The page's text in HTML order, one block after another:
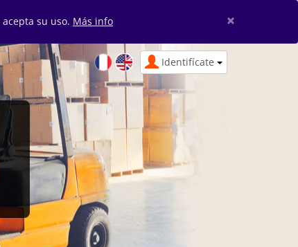
su uso. Más info ×
Identifícate